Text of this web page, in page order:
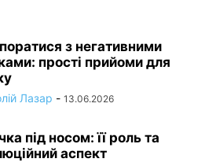
з негативними
прості прийоми для
Лазар - 13.06.2026
під носом: її роль та
аспект